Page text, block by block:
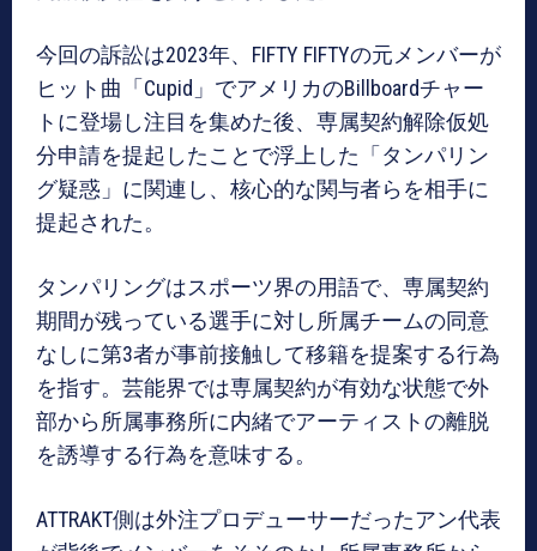
今回の訴訟は2023年、FIFTY FIFTYの元メンバーが
ヒット曲「Cupid」でアメリカのBillboardチャー
トに登場し注目を集めた後、専属契約解除仮処
分申請を提起したことで浮上した「タンパリン
グ疑惑」に関連し、核心的な関与者らを相手に
提起された。
タンパリングはスポーツ界の用語で、専属契約
期間が残っている選手に対し所属チームの同意
なしに第3者が事前接触して移籍を提案する行為
を指す。芸能界では専属契約が有効な状態で外
部から所属事務所に内緒でアーティストの離脱
を誘導する行為を意味する。
ATTRAKT側は外注プロデューサーだったアン代表